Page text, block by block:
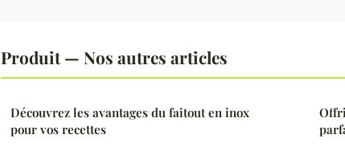
Produit — Nos autres articles
Découvrez les avantages du faitout en inox
pour vos recettes